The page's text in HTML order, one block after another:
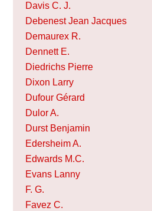
Davis C. J.
Debenest Jean Jacques
Demaurex R.
Dennett E.
Diedrichs Pierre
Dixon Larry
Dufour Gérard
Dulor A.
Durst Benjamin
Edersheim A.
Edwards M.C.
Evans Lanny
F. G.
Favez C.